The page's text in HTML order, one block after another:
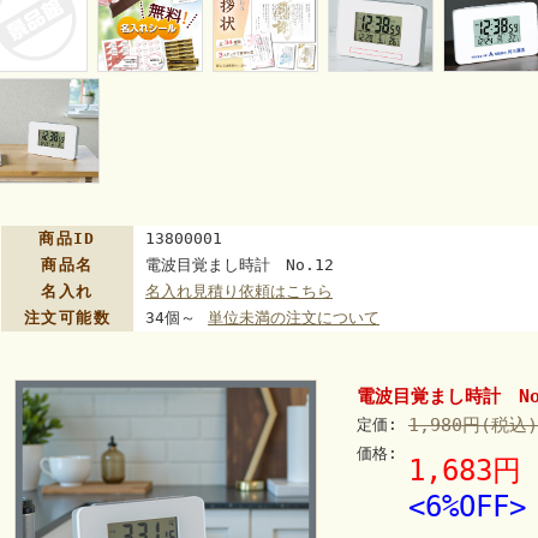
商品ID
13800001
商品名
電波目覚まし時計 No.12
名入れ
名入れ見積り依頼はこちら
注文可能数
34個～ 単位未満の注文について
電波目覚まし時計
定価: 1,980円(税込)
価格:
1,683円
<6%OFF>